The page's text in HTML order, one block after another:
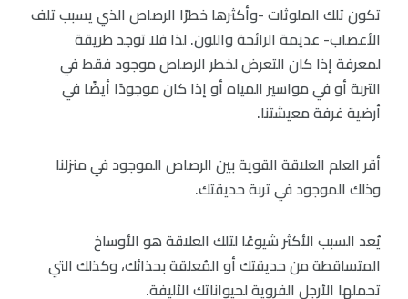
تكون تلك الملوثات -وأكثرها خطرًا الرصاص الذي يسبب تلف
الأعصاب- عديمة الرائحة واللون. لذا فلا توجد طريقة
لمعرفة إذا كان التعرض لخطر الرصاص موجود فقط في
التربة أو في مواسير المياه أو إذا كان موجودًا أيضًا في
أرضية غرفة معيشتنا.
أقر العلم العلاقة القوية بين الرصاص الموجود في منزلنا
وذلك الموجود في تربة حديقتك.
يُعد السبب الأكثر شيوعًا لتلك العلاقة هو الأوساخ
المتساقطة من حديقتك أو المُعلقة بحذائك، وكذلك التي
تحملها الأرجل الفروية لحيواناتك الأليفة.